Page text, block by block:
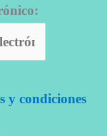
y condiciones